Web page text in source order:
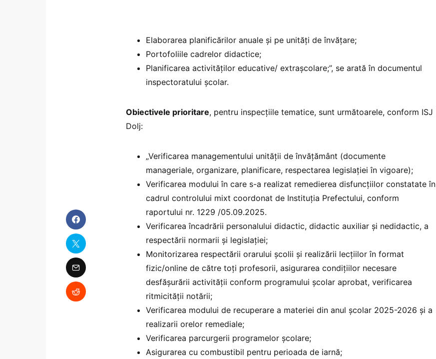
Elaborarea planificărilor anuale și pe unități de învățare;
Portofoliile cadrelor didactice;
Planificarea activităților educative/ extrașcolare;”, se arată în documentul
inspectoratului școlar.
Obiectivele prioritare, pentru inspecțiile tematice, sunt următoarele, conform ISJ
Dolj:
„Verificarea managementului unității de învățământ (documente
manageriale, organizare, planificare, respectarea legislației în vigoare);
Verificarea modului în care s-a realizat remedierea disfuncțiilor constatate în
cadrul controlului mixt coordonat de Instituția Prefectului, conform
raportului nr. 1229 /05.09.2025.
Verificarea încadrării personalului didactic, didactic auxiliar și nedidactic, a
respectării normarii și legislației;
Monitorizarea respectării orarului școlii și realizării lecțiilor în format
fizic/online de către toți profesorii, asigurarea condițiilor necesare
desfășurării activității conform programului școlar aprobat, verificarea
ritmicității notării;
Verificarea modului de recuperare a materiei din anul școlar 2025-2026 și a
realizarii orelor remediale;
Verificarea parcurgerii programelor școlare;
Asigurarea cu combustibil pentru perioada de iarnă;